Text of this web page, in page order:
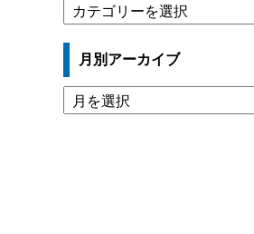
テ
ゴ
ー
一
覧
月別アーカイブ
月
別